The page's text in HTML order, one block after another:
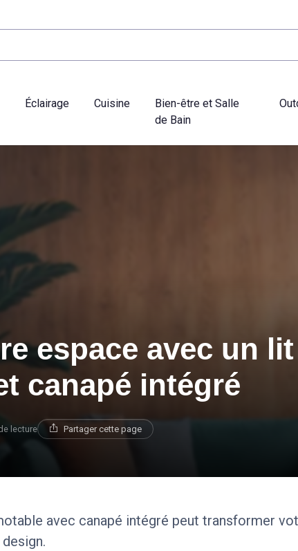
Éclairage Cuisine
Bien-être et Salle
de Bain
espace avec un lit
canapé intégré
lecture Partager cette page
avec canapé intégré peut transformer